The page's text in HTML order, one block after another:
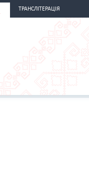
ТРАНСЛІТЕРАЦІЯ